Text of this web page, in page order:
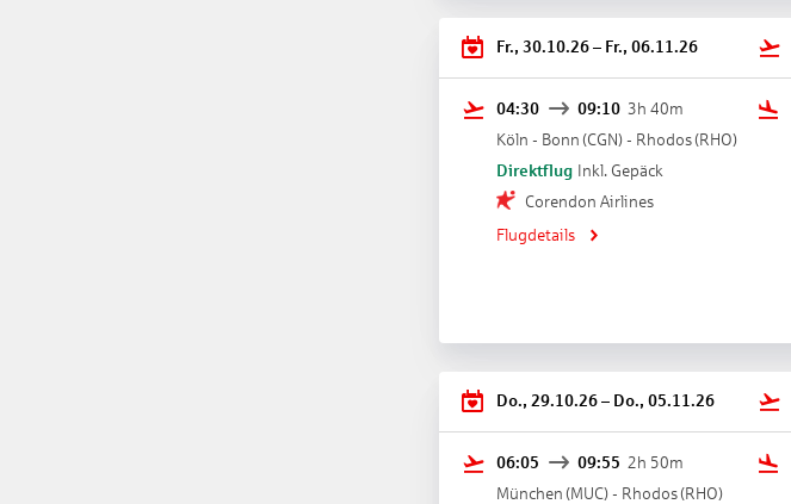
Fr., 30.10.26 – Fr., 06.11.26
04:30 09:10 3h 40m
Köln - Bonn (CGN) - Rhodos(RHO)
Direktflug Inkl. Gepäck
Corendon Airlines
Flugdetails
Do., 29.10.26 – Do., 05.11.26
06:05 09:55 2h 50m
München (MUC) - Rhodos(RHO)